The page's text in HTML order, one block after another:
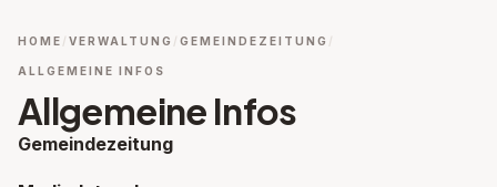
HOME VERWALTUNG GEMEINDEZEITUNG
ALLGEMEINE INFOS
Allgemeine Infos
Gemeindezeitung